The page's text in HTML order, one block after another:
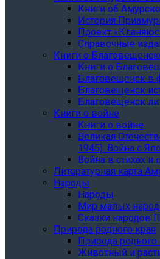
Книги об
История
Проект
Справочные
Книги о
Книги о
Благовещенск в
Благовещенск
Благовещенск
Книги о войне
Книги о войне
Великая
1945). Война с
Война в стихах и
Литературная карта
Народы
Народы
Мир малых
Сказки народов
Природа родного края
Природа родного
Животный и